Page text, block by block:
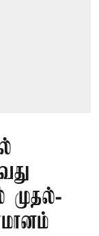
முதல்-